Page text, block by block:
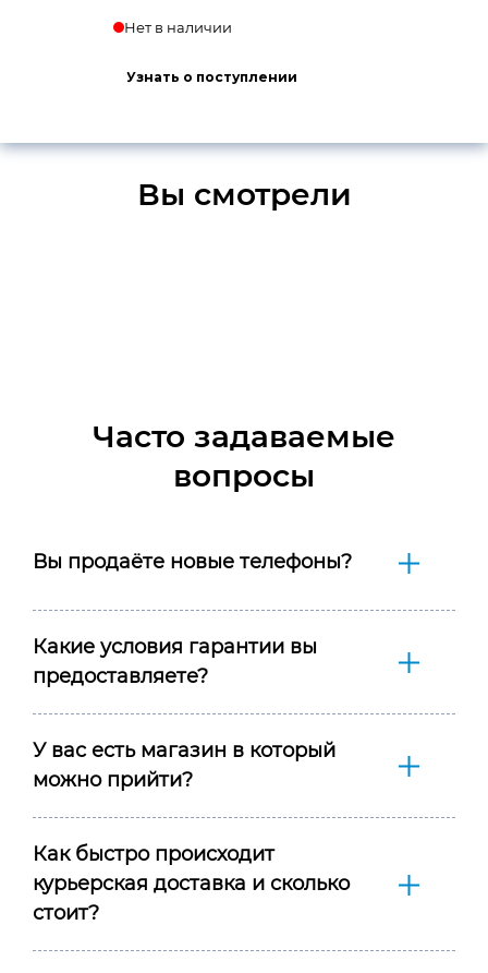
Нет в наличии
Узнать о поступлении
Вы смотрели
Часто задаваемые
вопросы
Вы продаёте новые телефоны?
Какие условия гарантии вы
предоставляете?
У вас есть магазин в который
можно прийти?
Как быстро происходит
курьерская доставка и сколько
стоит?